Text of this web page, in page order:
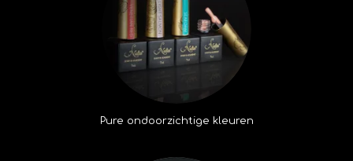
Pure ondoorzichtige kleuren